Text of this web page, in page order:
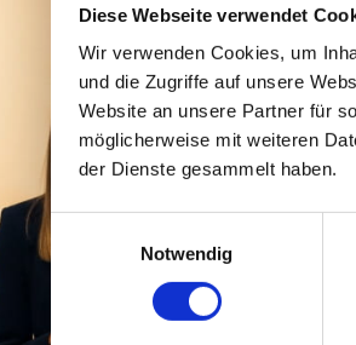
Diese Webseite verwendet
Wir verwenden Cookies, um
und die Zugriffe auf unsere
Website an unsere Partner für
möglicherweise mit weiteren
der Dienste gesammelt haben.
Notwendig